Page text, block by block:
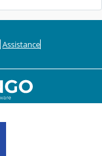
Assistance